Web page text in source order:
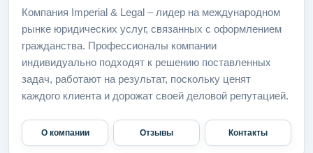
Компания Imperial & Legal – лидер на международном
рынке юридических услуг, связанных с оформлением
гражданства. Профессионалы компании
индивидуально подходят к решению поставленных
задач, работают на результат, поскольку ценят
каждого клиента и дорожат своей деловой репутацией.
О компании Отзывы Контакты